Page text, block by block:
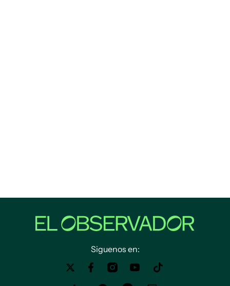
Siguenos en: